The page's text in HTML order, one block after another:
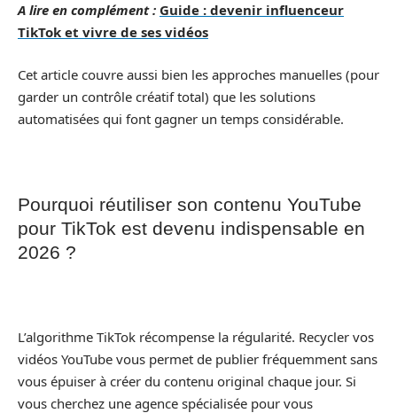
A lire en complément : Guide : devenir influenceur
TikTok et vivre de ses vidéos
Cet article couvre aussi bien les approches manuelles (pour
garder un contrôle créatif total) que les solutions
automatisées qui font gagner un temps considérable.
Pourquoi réutiliser son contenu YouTube
pour TikTok est devenu indispensable en
2026 ?
L’algorithme TikTok récompense la régularité. Recycler vos
vidéos YouTube vous permet de publier fréquemment sans
vous épuiser à créer du contenu original chaque jour. Si
vous cherchez une agence spécialisée pour vous